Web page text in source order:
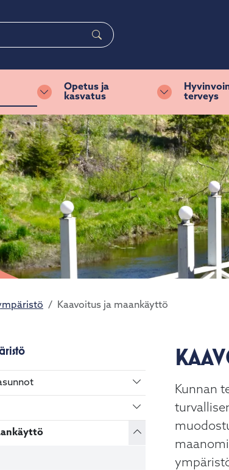
Haku
Vaihda alasvetovalikkoa
Opetus ja
kasvatus
Vaihdaterveys
Kaavoitus ja maankäyttö
Vaihda
Vaihda
Vaihda
Kunnan